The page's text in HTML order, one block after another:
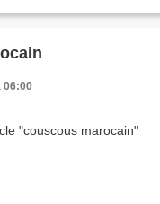
06:00